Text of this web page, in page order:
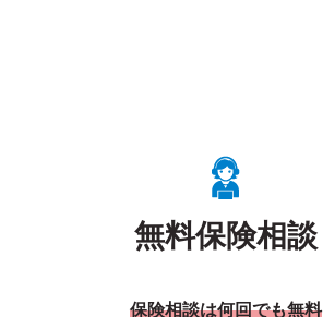
無料保険相談
保険相談は何回でも無料